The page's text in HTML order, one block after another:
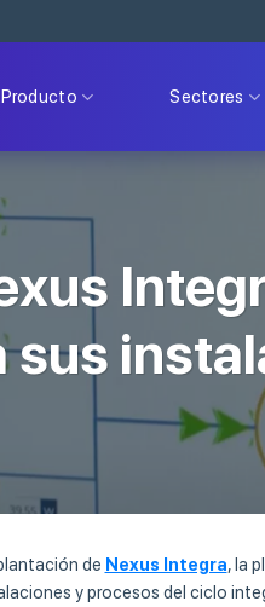
Producto Sectores
sus
de Nexus Integra, la
y procesos del ciclo